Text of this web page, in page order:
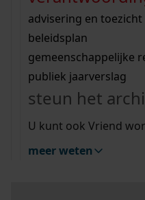
bouwvergunningen
vergunningen
beeld en geluid
uitleg nodig?
Wij helpen u op weg
bekijk alle zoektips
Wij helpen u op weg
bekijk alle zoektips
bekijk ons
advisering en toezicht
beleidsplan
gemeenschappelijke
publiek jaarverslag
steun het
U kunt ook Vriend
meer weten
Mijn Studiezaal (inloggen)